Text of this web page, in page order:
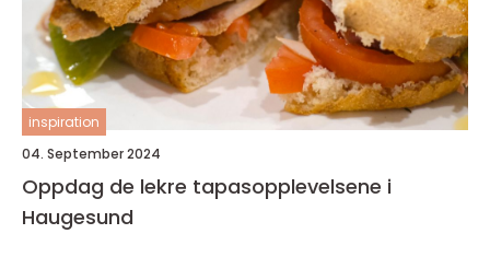
inspiration
04. September 2024
Oppdag de lekre tapasopplevelsene i
Haugesund